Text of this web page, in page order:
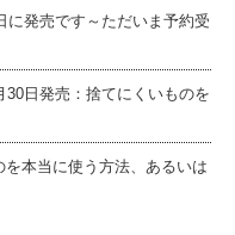
に発売です～ただいま予約受
30日発売：捨てにくいものを
本当に使う方法、あるいは